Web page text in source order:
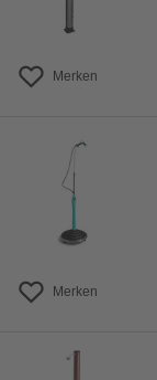
Merken
Merken